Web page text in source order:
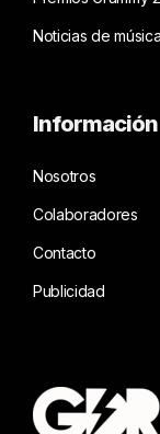
Noticias de
Información
Nosotros
Colaboradores
Contacto
Publicidad